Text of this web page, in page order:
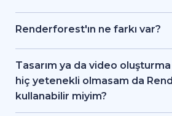
Renderforest kaliteli videoları
isteyen bireysel kullanıcılar ve
çalışan freelancer'lar ve içerik
Renderforest sayesinde bir
tutmadan markalı videolar,
Renderforest'ın ne farkı var?
Renderforest çeşitli AI ve
modellerini aynı platformda bir
Kullanıcılar bu sayede
görüntülerden ya da AI
Tasarım ya da video
hiç yetenekli olmasam da
kullanabilir miyim?
Evet. Renderforest 1.200'den